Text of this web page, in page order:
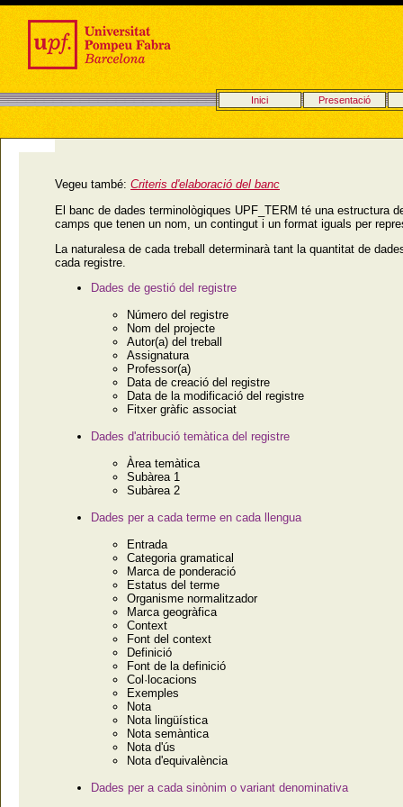
Inici Presentació
Vegeu també: Criteris d'elaboració del banc
El banc de dades terminològiques UPF_TERM té una estructura
camps que tenen un nom, un contingut i un format iguals per
La naturalesa de cada treball determinarà tant la quantitat de
cada registre.
Dades de gestió del registre
Número del registre
Nom del projecte
Autor(a) del treball
Assignatura
Professor(a)
Data de creació del registre
Data de la modificació del registre
Fitxer gràfic associat
Dades d'atribució temàtica del registre
Àrea temàtica
Subàrea 1
Subàrea 2
Dades per a cada terme en cada llengua
Entrada
Categoria gramatical
Marca de ponderació
Estatus del terme
Organisme normalitzador
Marca geogràfica
Context
Font del context
Definició
Font de la definició
Col·locacions
Exemples
Nota
Nota lingüística
Nota semàntica
Nota d'ús
Nota d'equivalència
Dades per a cada sinònim o variant denominativa